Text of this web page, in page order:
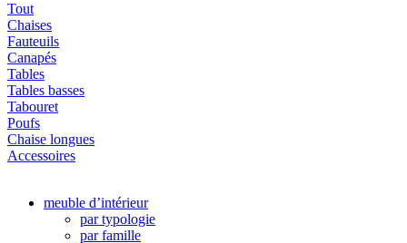
Tout
Chaises
Fauteuils
Canapés
Tables
Tables basses
Tabouret
Poufs
Chaise longues
Accessoires
meuble d’intérieur
par typologie
par famille